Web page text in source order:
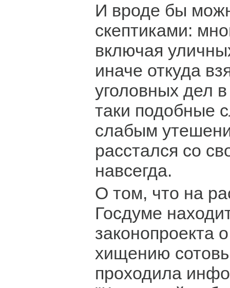
И вроде бы
скептиками:
включая
иначе откуда
уголовных дел
таки подобные
слабым
расстался со
навсегда.
О том, что на
Госдуме
законопроекта
хищению
проходила